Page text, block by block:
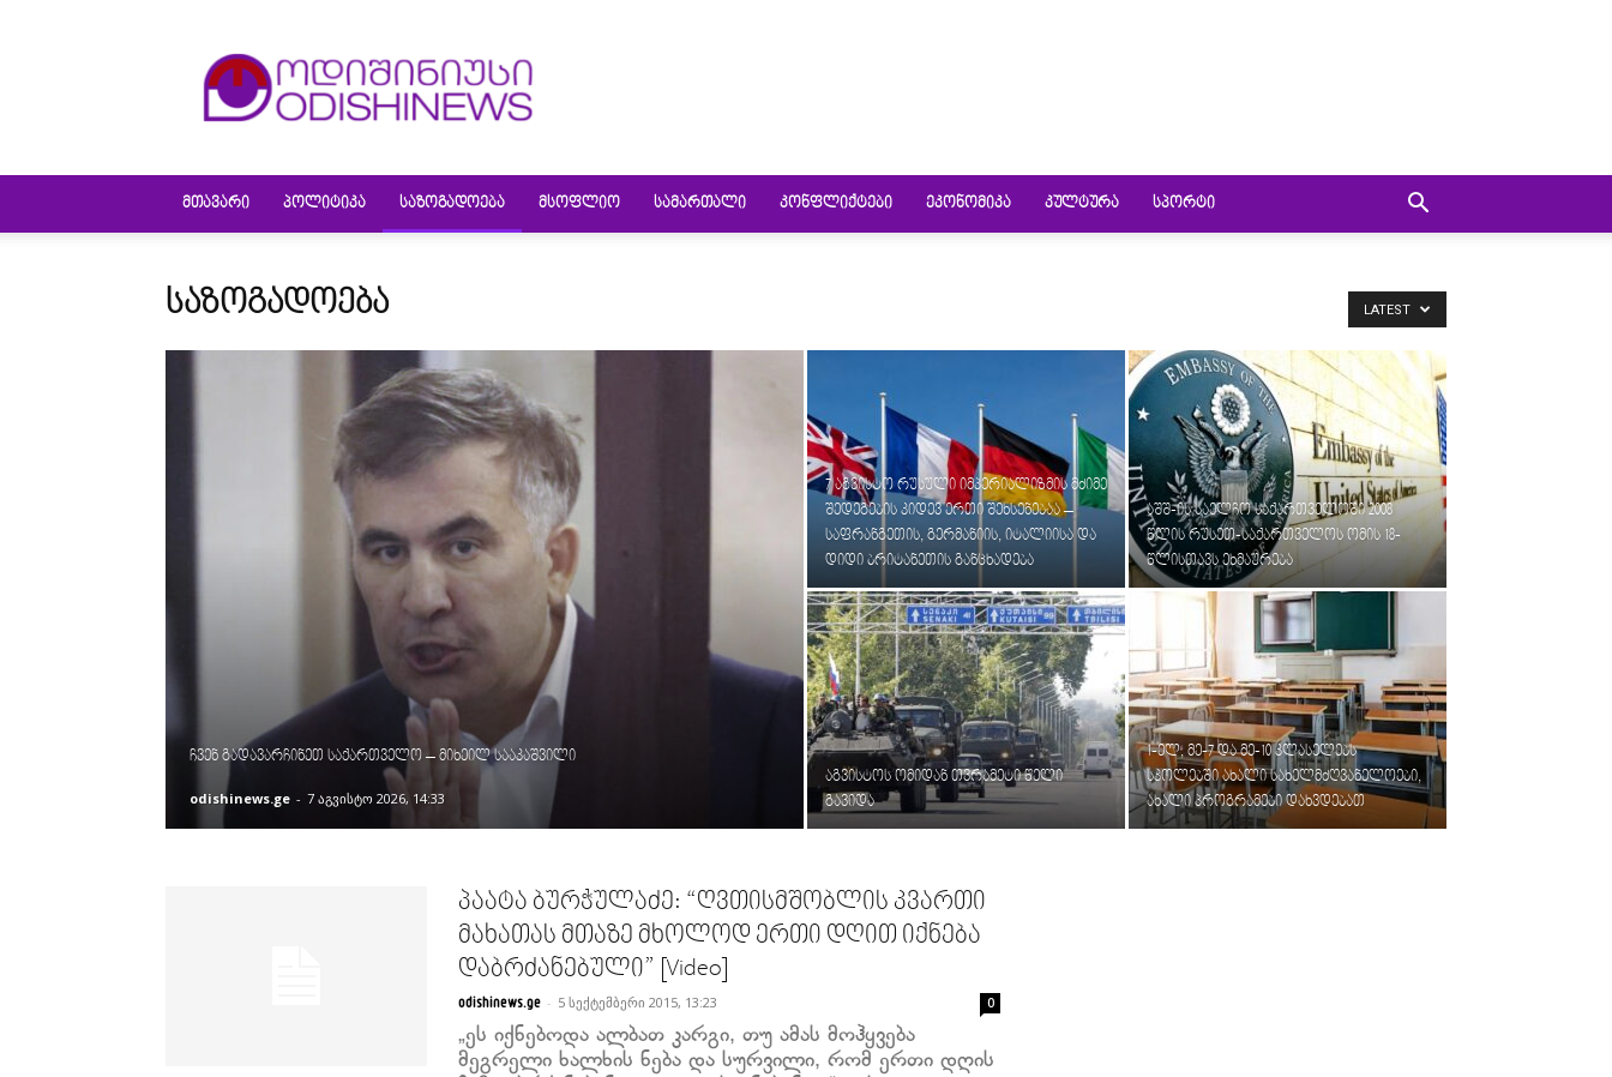
ᲛᲗᲐᲕᲐᲠᲘ ᲞᲝᲚᲘᲢᲘᲙᲐ ᲡᲐᲖᲝᲒᲐᲓᲝᲔᲑᲐ ᲛᲡᲝᲤᲚᲘᲝ ᲡᲐᲛᲐᲠᲗᲐᲚᲘ ᲙᲝᲜᲤᲚᲘᲥᲢᲔᲑᲘ ᲔᲙᲝᲜᲝᲛᲘᲙᲐ ᲙᲣᲚᲢᲣᲠᲐ ᲡᲞᲝᲠᲢᲘ
ᲡᲐᲖᲝᲒᲐᲓᲝᲔᲑᲐ LATEST
ჩვენ გადავარჩინეთ საქართველო – მიხეილ სააკაშვილი
odishinews.ge - 7 აგვისტო 2026, 14:33
7 აგვისტო რუსული იმპერიალიზმის მძიმე
შედეგების კიდევ ერთი შეხსენებაა –
საფრანგეთის, გერმანიის, იტალიისა და
დიდი ბრიტანეთის განცხადება
აშშ-ის საელჩო საქართველოში 2008
წლის რუსეთ-საქართველოს ომის 18-
წლისთავს ეხმაურება
აგვისტოს ომიდან თვრამეტი წელი
გავიდა
1-ელ, მე-7 და მე-10 კლასელებს
სკოლებში ახალი სახელმძღვანელოები,
ახალი პროგრამები დახვდებათ
პაატა ბურჭულაძე: “ღვთისმშობლის კვართი
მახათას მთაზე მხოლოდ ერთი დღით იქნება
დაბრძანებული” [Video]
odishinews.ge - 5 სექტემბერი 2015, 13:23 0
„ეს იქნებოდა ალბათ კარგი, თუ ამას მოჰყვება
მეგრელი ხალხის ნება და სურვილი, რომ ერთი დღის